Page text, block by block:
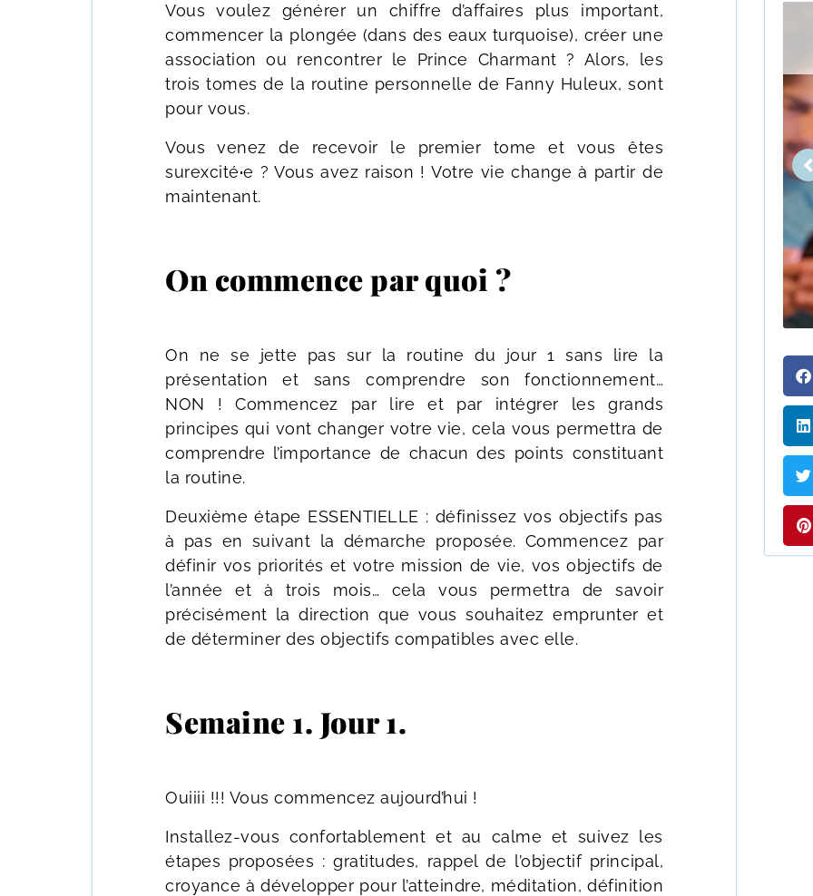
Vous voulez générer un chiffre d’affaires plus important,
commencer la plongée (dans des eaux turquoise), créer une
association ou rencontrer le Prince Charmant ? Alors, les
trois tomes de la routine personnelle de Fanny Huleux, sont
pour vous.
Vous venez de recevoir le premier tome et vous êtes
surexcité·e ? Vous avez raison ! Votre vie change à partir de
maintenant.
On commence par quoi ?
On ne se jette pas sur la routine du jour 1 sans lire la
présentation et sans comprendre son fonctionnement…
NON ! Commencez par lire et par intégrer les grands
principes qui vont changer votre vie, cela vous permettra de
comprendre l’importance de chacun des points constituant
la routine.
Deuxième étape ESSENTIELLE : définissez vos objectifs pas
à pas en suivant la démarche proposée. Commencez par
définir vos priorités et votre mission de vie, vos objectifs de
l’année et à trois mois… cela vous permettra de savoir
précisément la direction que vous souhaitez emprunter et
de déterminer des objectifs compatibles avec elle.
Semaine 1. Jour 1.
Ouiiii !!! Vous commencez aujourd’hui !
Installez-vous confortablement et au calme et suivez les
étapes proposées : gratitudes, rappel de l’objectif principal,
croyance à développer pour l’atteindre, méditation, définition